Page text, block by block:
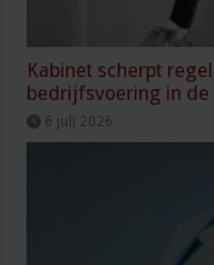
Kabinet scherpt
bedrijfsvoering in de
6 juli 2026